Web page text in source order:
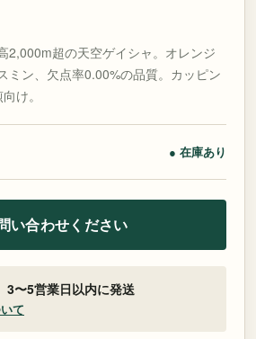
2,000m超の天空ゲイシャ。オレンジ
ミン、欠点率0.00%の品質。カッピン
け。
● 在庫あり
い合わせください
3〜5営業日以内に発送
て